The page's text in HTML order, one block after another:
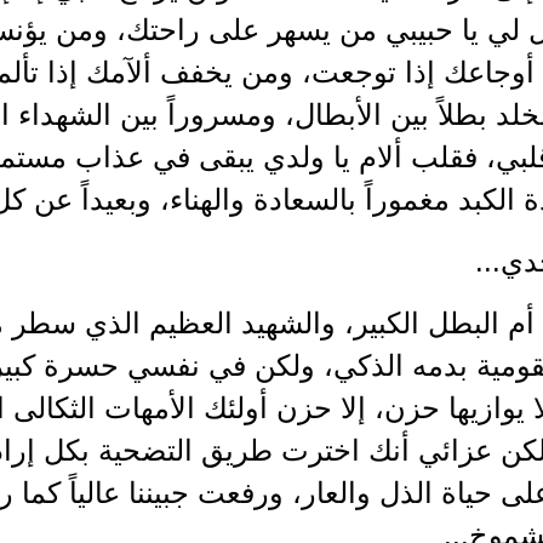
لي يا حبيبي من يسهر على راحتك، ومن
إذا توجعت، ومن يخفف ألآمك إذا
بطلاً بين الأبطال، ومسروراً بين
فقلب ألام يا ولدي يبقى في عذاب
الكبد مغموراً بالسعادة والهناء، وبعيداً عن
البطل الكبير، والشهيد العظيم الذي سطر
بدمه الذكي، ولكن في نفسي حسرة
حزن، إلا حزن أولئك الأمهات
عزائي أنك اخترت طريق التضحية بكل
حياة الذل والعار، ورفعت جبيننا عالياً